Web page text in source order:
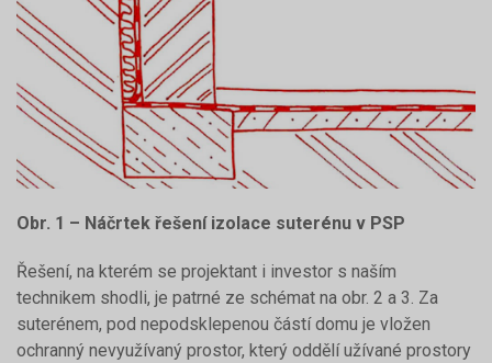
Obr. 1 – Náčrtek řešení izolace suterénu v PSP
Řešení, na kterém se projektant i investor s naším
technikem shodli, je patrné ze schémat na obr. 2 a 3. Za
suterénem, pod nepodsklepenou částí domu je vložen
ochranný nevyužívaný prostor, který oddělí užívané prostory